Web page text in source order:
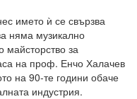
името ѝ се свързва
няма музикално
майсторство за
на проф. Енчо Халачев
на 90-те години обаче
индустрия.